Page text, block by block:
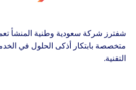
شفترز شركة سعودية وطنية المنشأ
متخصصة بابتكار أذكى الحلول في
التقنية.